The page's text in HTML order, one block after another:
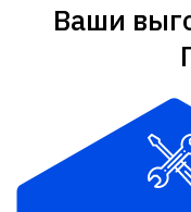
Ваши